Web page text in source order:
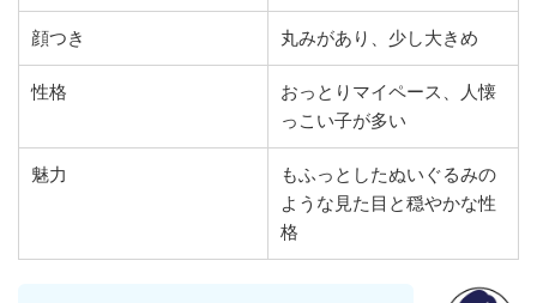
顔つき 丸みがあり、少し大きめ
性格
おっとりマイペース、人懐
っこい子が多い
魅力
もふっとしたぬいぐるみの
ような見た目と穏やかな性
格